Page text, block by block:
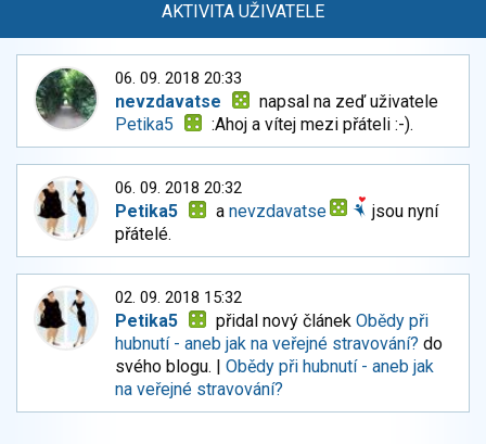
AKTIVITA UŽIVATELE
06. 09. 2018 20:33
nevzdavatse
napsal na zeď uživatele
Petika5
:Ahoj a vítej mezi přáteli :-).
06. 09. 2018 20:32
Petika5 anevzdavatse
jsou nyní
přátelé.
02. 09. 2018 15:32
Petika5 přidal nový článekObědy při
hubnutí - aneb jak na veřejné stravování? do
svého blogu. | Obědy při hubnutí - aneb jak
na veřejné stravování?